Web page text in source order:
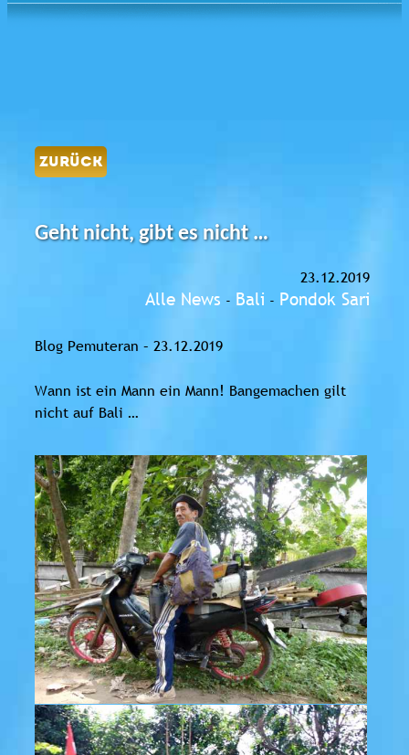
ZURÜCK
Geht nicht, gibt es nicht …
23.12.2019
Alle News - Bali - Pondok Sari
Blog Pemuteran – 23.12.2019
Wann ist ein Mann ein Mann! Bangemachen gilt
nicht auf Bali …